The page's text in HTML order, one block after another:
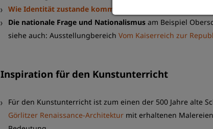
Wie Identität zustande kommt:
Die nationale Frage und Nationalismus am Beispiel
siehe auch: Ausstellungbereich Vom Kaiserreich zur
Inspiration für den Kunstunterricht
Für den Kunstunterricht ist zum einen der 500 Jahre alte
Görlitzer Renaissance-Architektur mit erhaltenen